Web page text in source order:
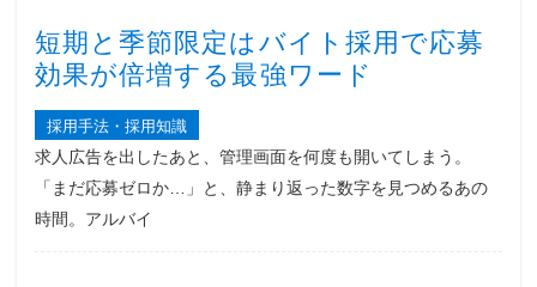
短期と季節限定はバイト採用で応募
効果が倍増する最強ワード
採用手法・採用知識
求人広告を出したあと、管理画面を何度も開いてしまう。
「まだ応募ゼロか…」と、静まり返った数字を見つめるあの
時間。アルバイ